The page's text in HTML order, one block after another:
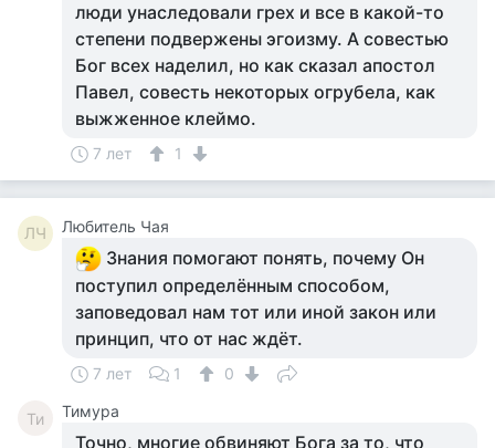
люди унаследовали грех и все в какой-то
степени подвержены эгоизму. А совестью
Бог всех наделил, но как сказал апостол
Павел, совесть некоторых огрубела, как
выжженное клеймо.
7 лет 1
ЛЧ Любитель Чая
Знания помогают понять, почему Он
поступил определённым способом,
заповедовал нам тот или иной закон или
принцип, что от нас ждёт.
7 лет 1 0
Ти Тимура
Точно, многие обвиняют Бога за то, что